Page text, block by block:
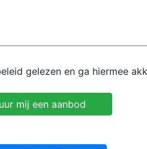
gelezen en ga hiermee